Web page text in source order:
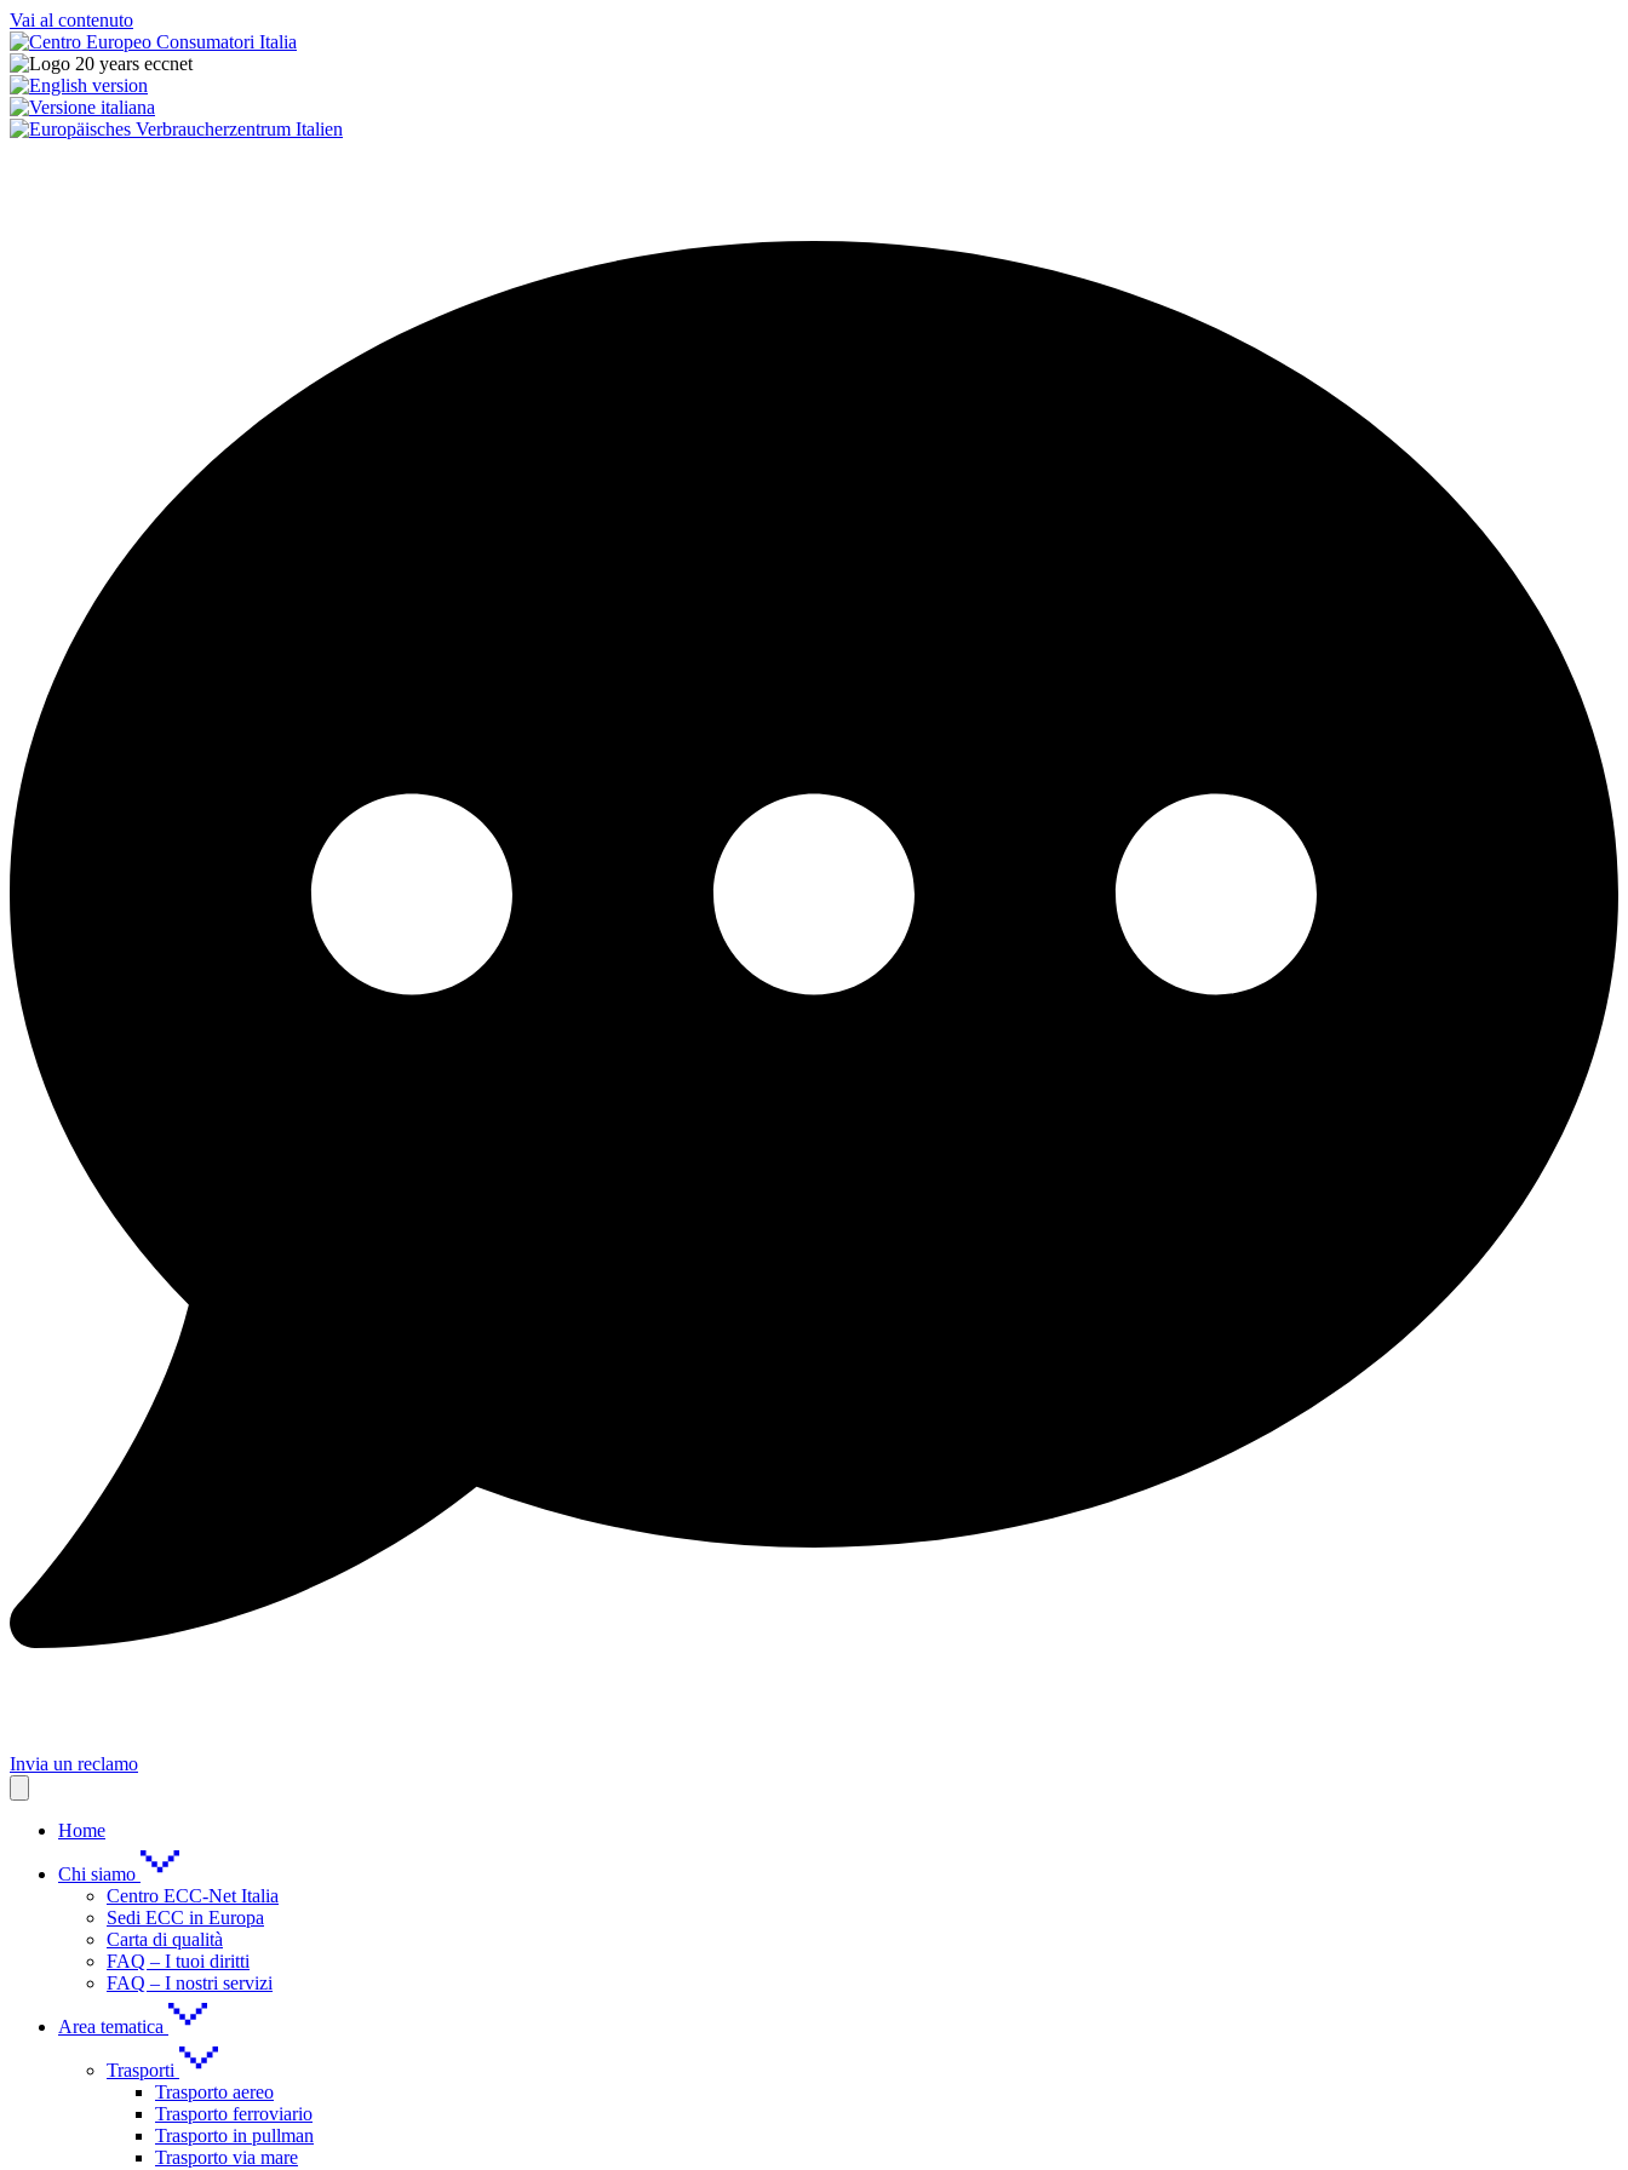
Vai al contenuto
Invia un reclamo
Home
Chi siamo
Centro ECC-Net Italia
Sedi ECC in Europa
Carta di qualità
FAQ – I tuoi diritti
FAQ – I nostri servizi
Area tematica
Trasporti
Trasporto aereo
Trasporto ferroviario
Trasporto in pullman
Trasporto via mare